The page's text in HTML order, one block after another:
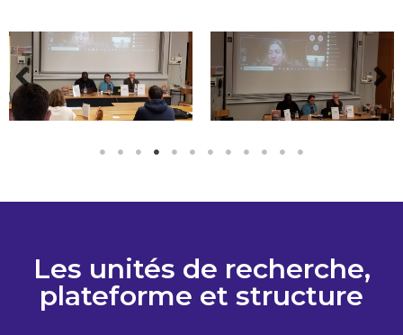
Les unités de recherche,
plateforme et structure